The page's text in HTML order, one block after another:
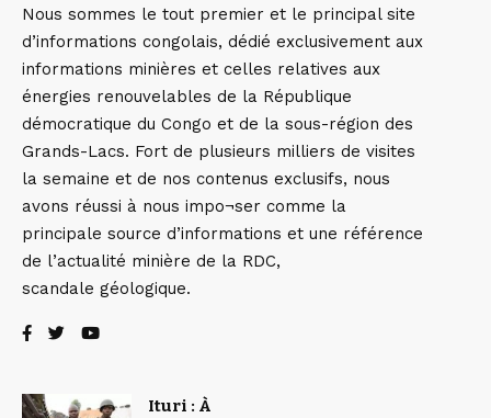
Nous sommes le tout premier et le principal site
d’informations congolais, dédié exclusivement aux
informations minières et celles relatives aux
énergies renouvelables de la République
démocratique du Congo et de la sous-région des
Grands-Lacs. Fort de plusieurs milliers de visites
la semaine et de nos contenus exclusifs, nous
avons réussi à nous impo¬ser comme la
principale source d’informations et une référence
de l’actualité minière de la RDC,
scandale géologique.
Ituri : À